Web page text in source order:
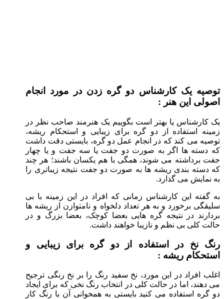
توصیه یک کارشناس دو گره زدن در مورد انجام
اصولی این هنر :
یک کارشناس یا بهتر است بگوییم یک هنرمند صاحب نظر در
زمینه استفاده از دو گره برای زیبایی و استحکام ریشه،
توصیه می کند که در انجام عمل دو گره، بایستی دقت داشت
که دسته ها اگر به صورت دو جفت یا سه جفت و یا چهار
جفت برداشته می شوند، همگی با هم یکسان باشند؛ هر چند
که دسته بندی ریشه ها به صورت دو جفت نتیجه زیباتری را
به نمایش می گذارد.
به گفته این کارشناس زمانی که افراد در این زمینه با بی
سلیقگی برخورد و به هر تعداد دلخواه و نامتوازن از ریشه ها
بردارند در نتیجه گره هایی بعضا کوچک، بعضا بزرگ و در
حالت کلی بی نظم و نازیبا خواهند داشت.
رنگ نخ در استفاده از دو گره برای زیبایی و
استحکام ریشه :
اغلب افراد در این مورد، نخ سفید رنگ را بر نخ رنگی ترجیح
می دهند، اما در حالت کلی در انتخاب رنگ نخی که برای ایجاد
دو گره استفاده می کنید بایستی به همخوانی آن با رنگ کار